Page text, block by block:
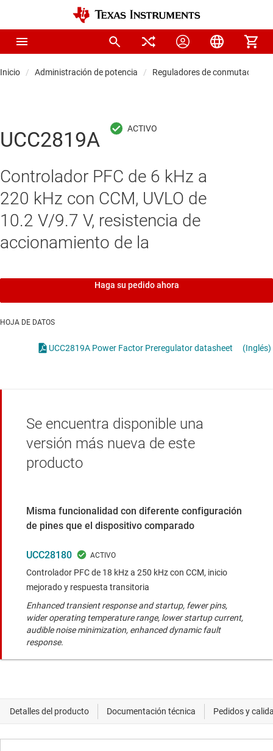
Inicio Administración de potencia Reguladores de conmutación
UCC2819A
Controlador PFC de 6 kHz a
220 kHz con CCM, UVLO de
10.2 V/9.7 V, resistencia de
accionamiento de la
Haga su pedido ahora
HOJA DE DATOS
UCC2819A Power Factor Preregulator datasheet (Inglés)
Se encuentra disponible una
versión más nueva de este
producto
Misma funcionalidad con diferente configuración
de pines que el dispositivo comparado
UCC28180
Controlador PFC de 18 kHz a 250 kHz con CCM, inicio
mejorado y respuesta transitoria
Enhanced transient response and startup, fewer pins,
wider operating temperature range, lower startup current,
audible noise minimization, enhanced dynamic fault
response.